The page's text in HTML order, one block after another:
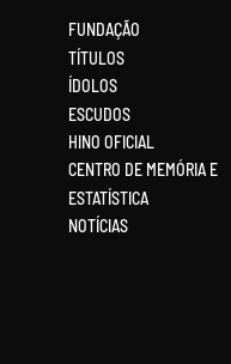
FUNDAÇÃO
TÍTULOS
ÍDOLOS
ESCUDOS
HINO OFICIAL
CENTRO DE MEMÓRIA E
ESTATÍSTICA
NOTÍCIAS